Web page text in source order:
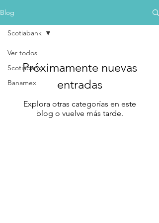
Blog
Ver todos
Scotiabank
Banamex
Scotiabank
Próximamente nuevas
entradas
Explora otras categorías en este
blog o vuelve más tarde.